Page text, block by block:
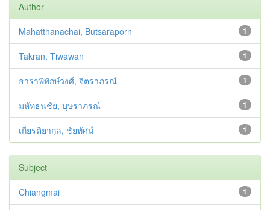
Author
1
Mahatthanachai, Butsaraporn
1
Takran, Tiwawan
1
ธาราพิทักษ์วงศ์, จิตราภรณ์
1
มหัทธนชัย, บุษราภรณ์
1
เกียรติยากุล, ชัยทัศน์
Subject
1
Chiangmai